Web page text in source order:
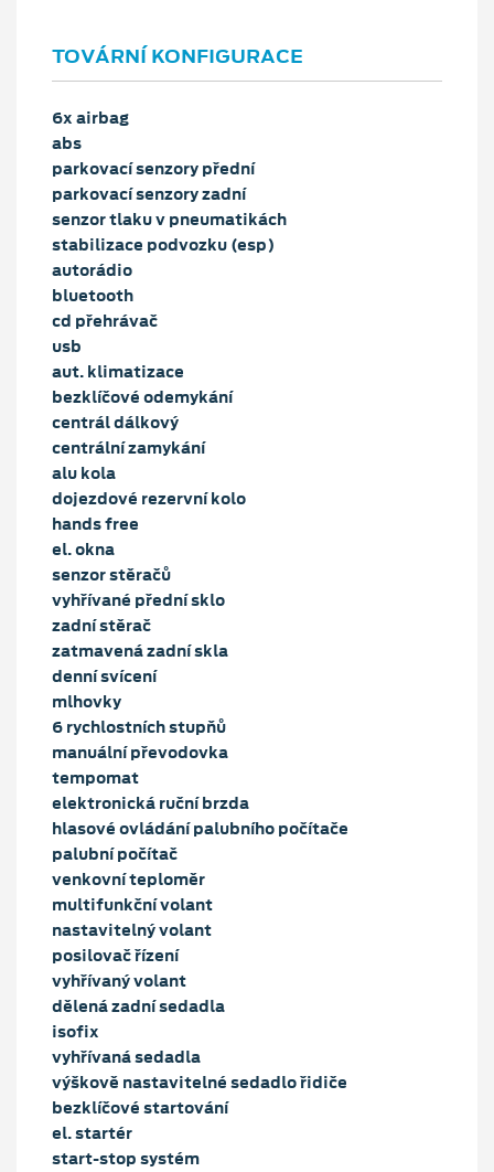
TOVÁRNÍ KONFIGURACE
6x airbag
abs
parkovací senzory přední
parkovací senzory zadní
senzor tlaku v pneumatikách
stabilizace podvozku (esp)
autorádio
bluetooth
cd přehrávač
usb
aut. klimatizace
bezklíčové odemykání
centrál dálkový
centrální zamykání
alu kola
dojezdové rezervní kolo
hands free
el. okna
senzor stěračů
vyhřívané přední sklo
zadní stěrač
zatmavená zadní skla
denní svícení
mlhovky
6 rychlostních stupňů
manuální převodovka
tempomat
elektronická ruční brzda
hlasové ovládání palubního počítače
palubní počítač
venkovní teploměr
multifunkční volant
nastavitelný volant
posilovač řízení
vyhřívaný volant
dělená zadní sedadla
isofix
vyhřívaná sedadla
výškově nastavitelné sedadlo řidiče
bezklíčové startování
el. startér
start-stop systém